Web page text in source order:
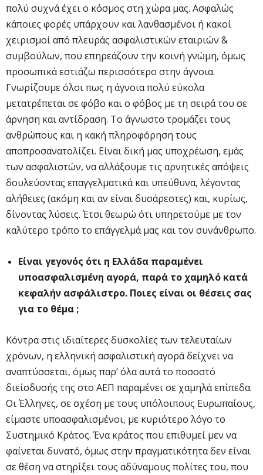
πολύ συχνά έχει ο κόσμος στη χώρα μας. Ασφαλώς
κάποιες φορές υπάρχουν και λανθασμένοι ή κακοί
χειρισμοί από πλευράς ασφαλιστικών εταιριών &
συμβούλων, που επηρεάζουν την κοινή γνώμη, όμως
προσωπικά εστιάζω περισσότερο στην άγνοια.
Γνωρίζουμε όλοι πως η άγνοια πολύ εύκολα
μετατρέπεται σε φόβο και ο φόβος με τη σειρά του σε
άρνηση και αντίδραση. Το άγνωστο τρομάζει τους
ανθρώπους και η κακή πληροφόρηση τους
αποπροσανατολίζει. Είναι δική μας υποχρέωση, εμάς
των ασφαλιστών, να αλλάξουμε τις αρνητικές απόψεις
δουλεύοντας επαγγελματικά και υπεύθυνα, λέγοντας
αλήθειες (ακόμη και αν είναι δυσάρεστες) και, κυρίως,
δίνοντας λύσεις. Έτσι θεωρώ ότι υπηρετούμε με τον
καλύτερο τρόπο το επάγγελμά μας και τον συνάνθρωπο.
Είναι γεγονός ότι η Ελλάδα παραμένει
υποασφαλισμένη αγορά, παρά το χαμηλό κατά
κεφαλήν ασφάλιστρο. Ποιες είναι οι θέσεις σας
για το θέμα ;
Κόντρα στις ιδιαίτερες δυσκολίες των τελευταίων
χρόνων, η ελληνική ασφαλιστική αγορά δείχνει να
αναπτύσσεται, όμως παρ’ όλα αυτά το ποσοστό
διείσδυσής της στο ΑΕΠ παραμένει σε χαμηλά επίπεδα.
Οι Έλληνες, σε σχέση με τους υπόλοιπους Ευρωπαίους,
είμαστε υποασφαλισμένοι, με κυριότερο λόγο το
Συστημικό Κράτος. Ένα κράτος που επιθυμεί μεν να
φαίνεται δυνατό, όμως στην πραγματικότητα δεν είναι
σε θέση να στηρίξει τους αδύναμους πολίτες του, που